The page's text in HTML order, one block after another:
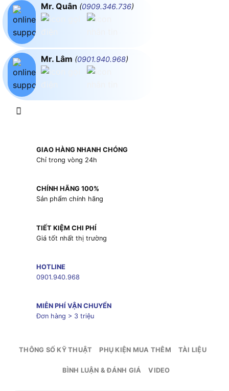
Mr. Quân (0909.346.736)
Mr. Lâm (0901.940.968)
GIAO HÀNG NHANH CHÓNG
Chỉ trong vòng 24h
CHÍNH HÃNG 100%
Sản phẩm chính hãng
TIẾT KIỆM CHI PHÍ
Giá tốt nhất thị trường
HOTLINE
0901.940.968
MIỄN PHÍ VẬN CHUYỂN
Đơn hàng > 3 triệu
THÔNG SỐ KỸ THUẬT PHỤ KIỆN MUA THÊM TÀI LIỆU
BÌNH LUẬN & ĐÁNH GIÁ VIDEO